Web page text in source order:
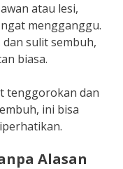
atau lesi,
mengganggu.
sulit sembuh,
biasa.
tenggorokan dan
ini bisa
Alasan